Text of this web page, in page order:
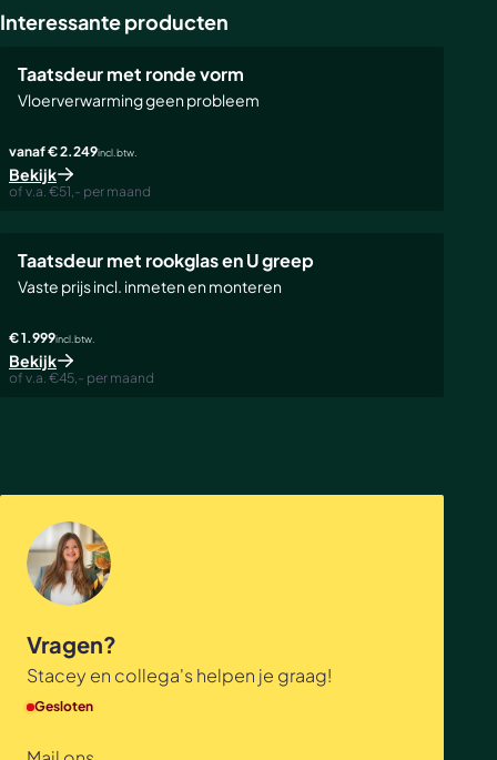
Interessante producten
POPULAIR
Taatsdeur met ronde vorm
Vloerverwarming geen probleem
vanaf€ 2.249incl. btw.
Bekijk
of v.a. €51,- per maand
Taatsdeur met rookglas en U greep
Vaste prijs incl. inmeten en monteren
€ 1.999incl. btw.
Bekijk
of v.a. €45,- per maand
Vragen?
Stacey en collega's helpen je graag!
Gesloten